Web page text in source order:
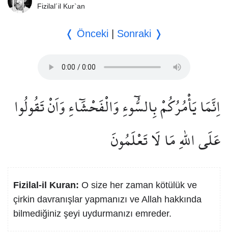
Fizilal´il Kur`an
❬ Önceki Sonraki ❭
اِنَّمَا يَأْمُرُكُمْ بِالسُّٓوءِ وَالْفَحْشَٓاءِ وَاَنْ تَقُولُوا
عَلَى اللّٰهِ مَا لَا تَعْلَمُونَ
Fizilal-il Kuran: O size her zaman kötülük ve
çirkin davranışlar yapmanızı ve Allah hakkında
bilmediğiniz şeyi uydurmanızı emreder.